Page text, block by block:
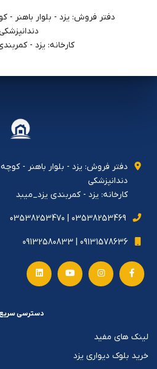
کارخانه: یزد -
دندانپزشكي
کارخانه: یزد - کمربندی یزد_میبد
03538253469 | 03538253470
09131578636 | 09132580833
دسترسی سریع
لینک های مفید
خرید بلوک دیواری یزد